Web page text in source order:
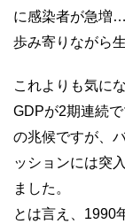
に感染者が急増
歩み寄りながら
これよりも気に
GDPが2期連続
の兆候ですが、
ッションには突
ました。
とは言え、1990